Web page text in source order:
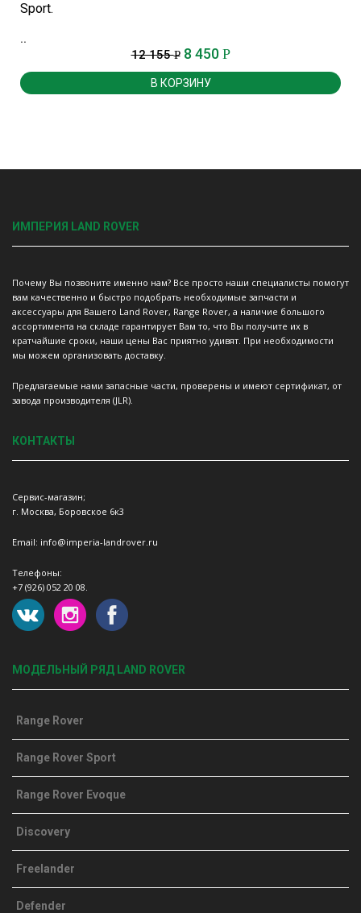
Sport.
..
12 155Р 8 450 Р
В КОРЗИНУ
ИМПЕРИЯ LAND ROVER
Почему Вы позвоните именно нам? Все просто наши специалисты помогут
вам качественно и быстро подобрать необходимые запчасти и
аксессуары для Вашего Land Rover, Range Rover, а наличие большого
ассортимента на складе гарантирует Вам то, что Вы получите их в
кратчайшие сроки, наши цены Вас приятно удивят. При необходимости
мы можем организовать доставку.
Предлагаемые нами запасные части, проверены и имеют сертификат, от
завода производителя (JLR).
КОНТАКТЫ
Сервис-магазин;
г. Москва, Боровское 6к3
Email: info@imperia-landrover.ru
Телефоны:
+7 (926) 052 20 08.
МОДЕЛЬНЫЙ РЯД LAND ROVER
Range Rover
Range Rover Sport
Range Rover Evoque
Discovery
Freelander
Defender